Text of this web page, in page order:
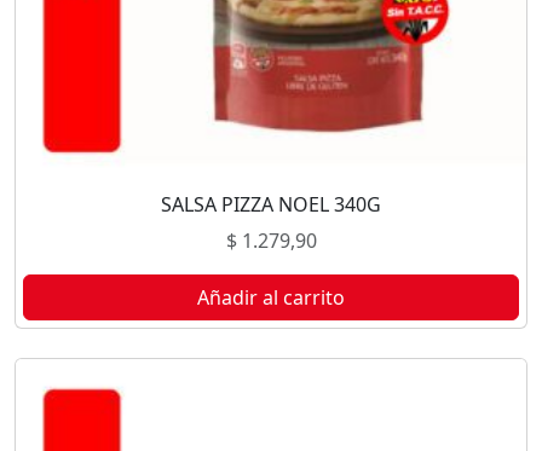
SALSA PIZZA NOEL 340G
$1.279,90
Añadir al carrito